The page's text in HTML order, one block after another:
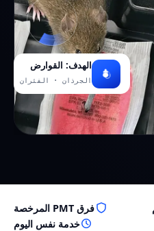
الهدف: القوارض
الجرذان · الفئران
فرق PMT المرخصة
خدمة نفس اليوم